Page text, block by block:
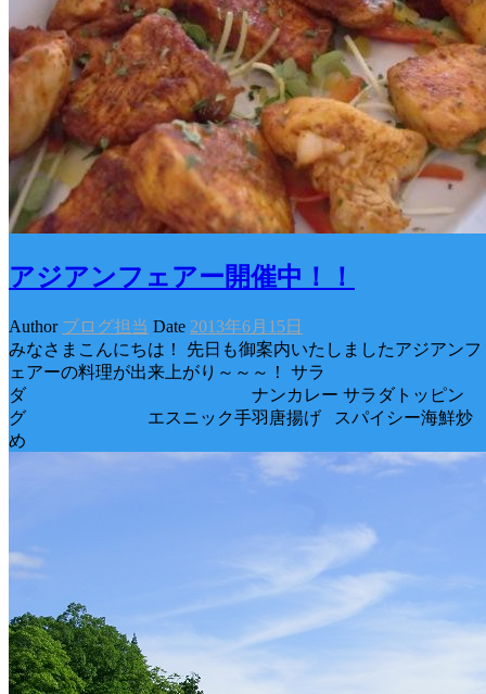
アジアンフェアー開催中！！
Author ブログ担当 Date 2013年6月15日
みなさまこんにちは！ 先日も御案内いたしましたアジアンフ
ェアーの料理が出来上がり～～～！ サラ
ダ ナンカレー サラダトッピン
グ エスニック手羽唐揚げ スパイシー海鮮炒
め